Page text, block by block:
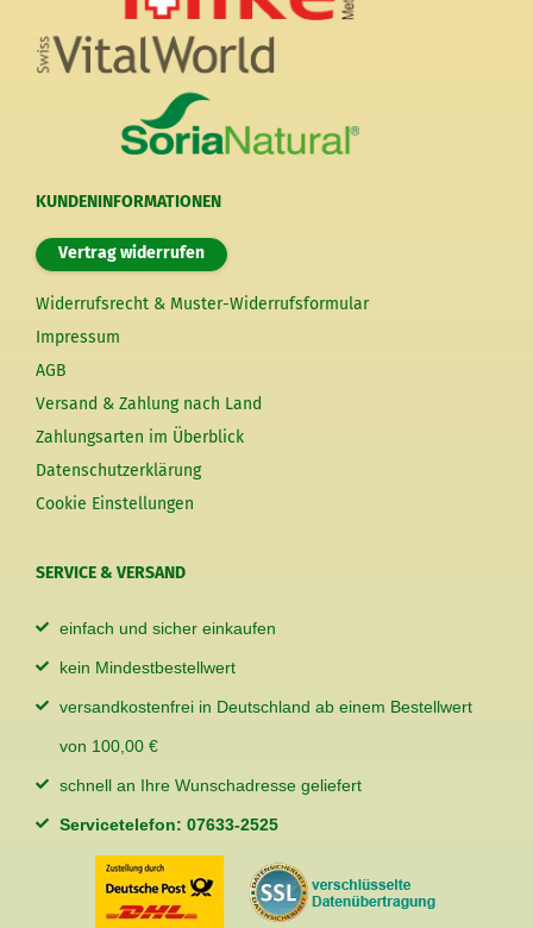
KUNDENINFORMATIONEN
Vertrag widerrufen
Widerrufsrecht & Muster-Widerrufsformular
Impressum
AGB
Versand & Zahlung nach Land
Zahlungsarten im Überblick
Datenschutzerklärung
Cookie Einstellungen
SERVICE & VERSAND
einfach und sicher einkaufen
kein Mindestbestellwert
versandkostenfrei in Deutschland ab einem Bestellwert
von 100,00 €
schnell an Ihre Wunschadresse geliefert
Servicetelefon: 07633-2525